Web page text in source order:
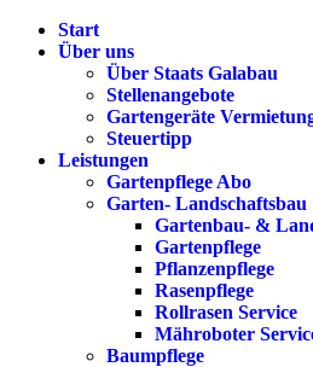
Start
Über uns
Über Staats Galabau
Stellenangebote
Gartengeräte
Steuertipp
Leistungen
Gartenpflege Abo
Garten- Landschaftsbau
Gartenbau- &
Gartenpflege
Pflanzenpflege
Rasenpflege
Rollrasen Service
Mähroboter
Baumpflege